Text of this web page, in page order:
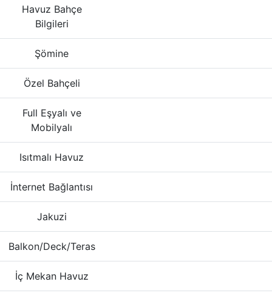
Havuz Bahçe
Bilgileri
Şömine
Özel Bahçeli
Full Eşyalı ve
Mobilyalı
Isıtmalı Havuz
İnternet Bağlantısı
Jakuzi
Balkon/Deck/Teras
İç Mekan Havuz